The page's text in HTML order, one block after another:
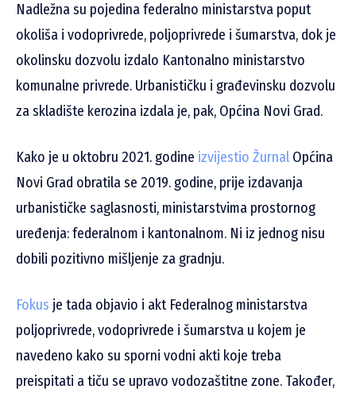
Nadležna su pojedina federalno ministarstva poput
okoliša i vodoprivrede, poljoprivrede i šumarstva, dok je
okolinsku dozvolu izdalo Kantonalno ministarstvo
komunalne privrede. Urbanističku i građevinsku dozvolu
za skladište kerozina izdala je, pak, Općina Novi Grad.
Kako je u oktobru 2021. godine izvijestio Žurnal Općina
Novi Grad obratila se 2019. godine, prije izdavanja
urbanističke saglasnosti, ministarstvima prostornog
uređenja: federalnom i kantonalnom. Ni iz jednog nisu
dobili pozitivno mišljenje za gradnju.
Fokus je tada objavio i akt Federalnog ministarstva
poljoprivrede, vodoprivrede i šumarstva u kojem je
navedeno kako su sporni vodni akti koje treba
preispitati a tiču se upravo vodozaštitne zone. Također,